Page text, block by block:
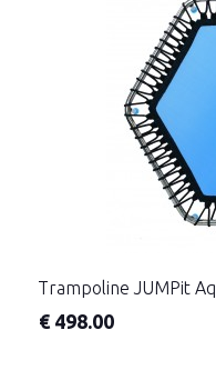
Trampoline JUMPit
€ 498.00